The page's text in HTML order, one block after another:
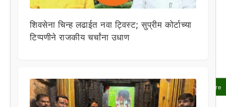
Share
शिवसेना चिन्ह लढाईत नवा ट्विस्ट; सुप्रीम कोर्टाच्या
टिप्पणीने राजकीय चर्चांना उधाण